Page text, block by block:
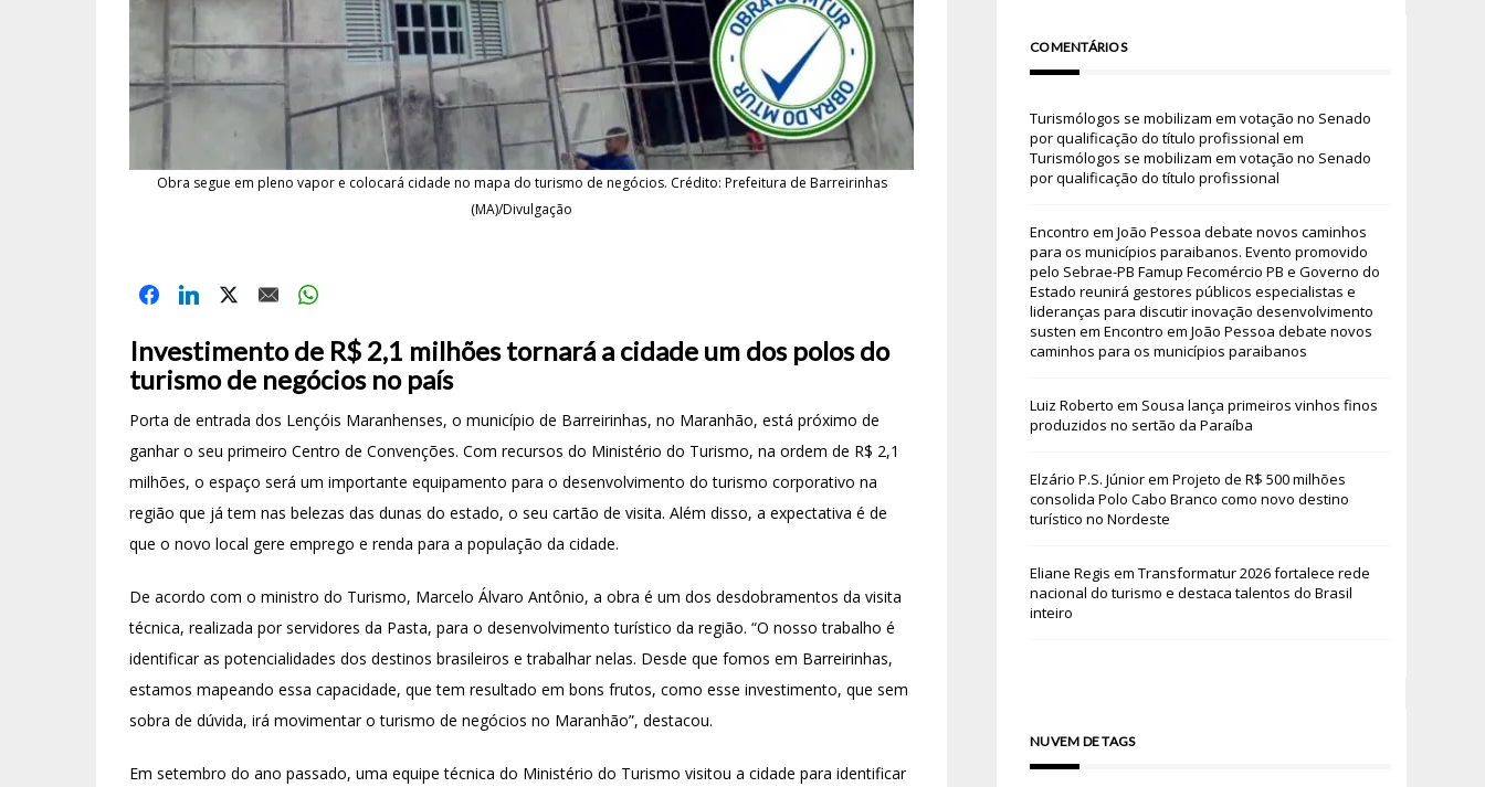
Obra segue em pleno vapor e colocará cidade no mapa do turismo de negócios. Crédito: Prefeitura de Barreirinhas
(MA)/Divulgação
Investimento de R$ 2,1 milhões tornará a cidade um dos polos do
turismo de negócios no país
Porta de entrada dos Lençóis Maranhenses, o município de Barreirinhas, no Maranhão, está próximo de
ganhar o seu primeiro Centro de Convenções. Com recursos do Ministério do Turismo, na ordem de R$ 2,1
milhões, o espaço será um importante equipamento para o desenvolvimento do turismo corporativo na
região que já tem nas belezas das dunas do estado, o seu cartão de visita. Além disso, a expectativa é de
que o novo local gere emprego e renda para a população da cidade.
De acordo com o ministro do Turismo, Marcelo Álvaro Antônio, a obra é um dos desdobramentos da visita
técnica, realizada por servidores da Pasta, para o desenvolvimento turístico da região. “O nosso trabalho é
identificar as potencialidades dos destinos brasileiros e trabalhar nelas. Desde que fomos em Barreirinhas,
estamos mapeando essa capacidade, que tem resultado em bons frutos, como esse investimento, que sem
sobra de dúvida, irá movimentar o turismo de negócios no Maranhão”, destacou.
Em setembro do ano passado, uma equipe técnica do Ministério do Turismo visitou a cidade para identificar
COMENTÁRIOS
Turismólogos se mobilizam em votação no Senado
por qualificação do título profissional em
Turismólogos se mobilizam em votação no Senado
por qualificação do título profissional
Encontro em João Pessoa debate novos caminhos
para os municípios paraibanos. Evento promovido
pelo Sebrae-PB Famup Fecomércio PB e Governo do
Estado reunirá gestores públicos especialistas e
lideranças para discutir inovação desenvolvimento
susten em Encontro em João Pessoa debate novos
caminhos para os municípios paraibanos
Luiz Roberto em Sousa lança primeiros vinhos finos
produzidos no sertão da Paraíba
Elzário P.S. Júniorem Projeto de R$ 500 milhões
consolida Polo Cabo Branco como novo destino
turístico no Nordeste
Eliane Regis em Transformatur 2026 fortalece rede
nacional do turismo e destaca talentos do Brasil
inteiro
NUVEM DE TAGS